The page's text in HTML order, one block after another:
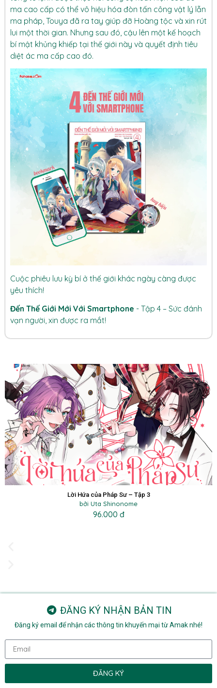
ma cao cấp có thể vô hiệu hóa đòn tấn công vật lý lẫn
ma pháp, Touya đã ra tay giúp đỡ Hoàng tộc và xin rút
lui một thời gian. Nhưng sau đó, cậu lên một kế hoạch
bí mật khủng khiếp tại thế giới này và quyết định tiêu
diệt ác ma cấp cao đó.
Cuộc phiêu lưu kỳ bí ở thế giới khác ngày càng được
yêu thích!
Đến Thế Giới Mới Với Smartphone - Tập 4 – Sức đánh
vạn người, xin được ra mắt!
Lời Hứa của Pháp Sư – Tập 3
bởi Uta Shinonome
96.000 đ
ĐĂNG KÝ NHẬN BẢN TIN
Đăng ký email để nhận các thông tin khuyến mại từ Amak nhé!
ĐĂNG KÝ